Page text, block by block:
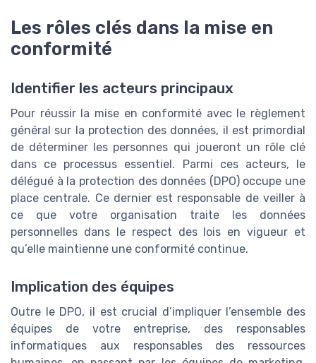
Les rôles clés dans la mise en
conformité
Identifier les acteurs principaux
Pour réussir la mise en conformité avec le règlement
général sur la protection des données, il est primordial
de déterminer les personnes qui joueront un rôle clé
dans ce processus essentiel. Parmi ces acteurs, le
délégué à la protection des données (DPO) occupe une
place centrale. Ce dernier est responsable de veiller à
ce que votre organisation traite les données
personnelles dans le respect des lois en vigueur et
qu’elle maintienne une conformité continue.
Implication des équipes
Outre le DPO, il est crucial d’impliquer l’ensemble des
équipes de votre entreprise, des responsables
informatiques aux responsables des ressources